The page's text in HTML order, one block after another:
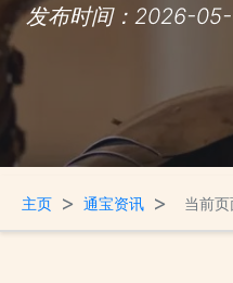
发布时间：2026-
主页 > 通宝资讯 > 当前页